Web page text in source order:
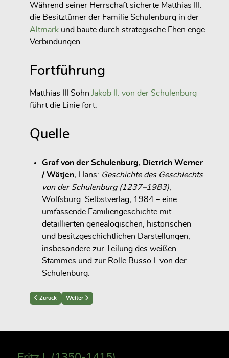
Während seiner Herrschaft sicherte Matthias III.
die Besitztümer der Familie Schulenburg in der
Altmark und baute durch strategische Ehen enge
Verbindungen
Fortführung
Matthias III Sohn Jakob II. von der Schulenburg
führt die Linie fort.
Quelle
Graf von der Schulenburg, Dietrich Werner
/ Wätjen, Hans: Geschichte des Geschlechts
von der Schulenburg (1237–1983),
Wolfsburg: Selbstverlag, 1984 – eine
umfassende Familiengeschichte mit
detaillierten genealogischen, historischen
und besitzgeschichtlichen Darstellungen,
insbesondere zur Teilung des weißen
Stammes und zur Rolle Busso I. von der
Schulenburg.
Previous article: Alexander Friedrich Christoph (1720–1801)
Zurück Next article: Jakob II (1515-1576)
Weiter